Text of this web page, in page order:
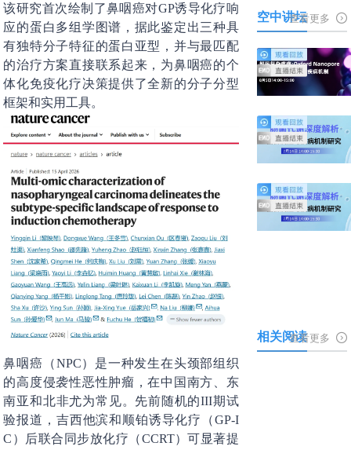
该研究首次绘制了鼻咽癌对GP诱导化疗响
应的蛋白多组学图谱，据此鉴定出三种具
有独特分子特征的蛋白亚型，并与最匹配
的治疗方案直接联系起来，为鼻咽癌的个
体化免疫化疗决策提供了全新的分子分型
框架和实用工具。
鼻咽癌（NPC）是一种发生在头颈部组织
的高度侵袭性恶性肿瘤，在中国南方、东
南亚和北非尤为常见。先前随机的III期试
验报道，吉西他滨和顺铂诱导化疗（GP-I
C）后联合同步放化疗（CCRT）可显著提
空中讲坛查看更多
相关阅读查看更多